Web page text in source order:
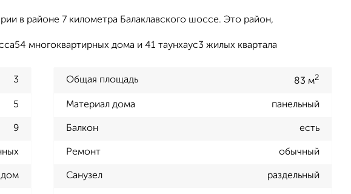
в районе 7 километра Балаклавского шоссе. Это район,
многоквартирных дома и 41 таунхаус3 жилых квартала
3 Общая площадь 83 м2
5 Материал дома панельный
9 Балкон есть
Ремонт обычный
дом Санузел раздельный